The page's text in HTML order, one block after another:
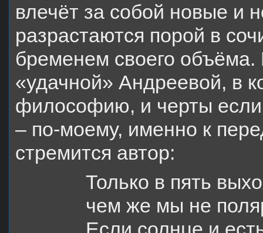
влечёт за собой новые и
разрастаются порой в
бременем своего
«удачной» Андреевой, в
философию, и черты если
– по-моему, именно к
стремится автор:
Только в пять
чем же мы не